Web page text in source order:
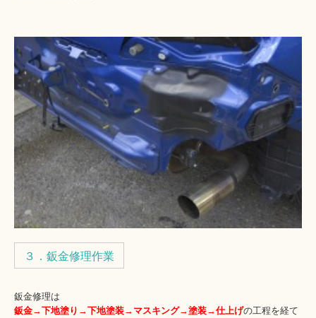
３．鈑金修理作業
鈑金修理は
鈑金→下地塗り→下地塗装→マスキング→塗装→仕上げの工程を経て